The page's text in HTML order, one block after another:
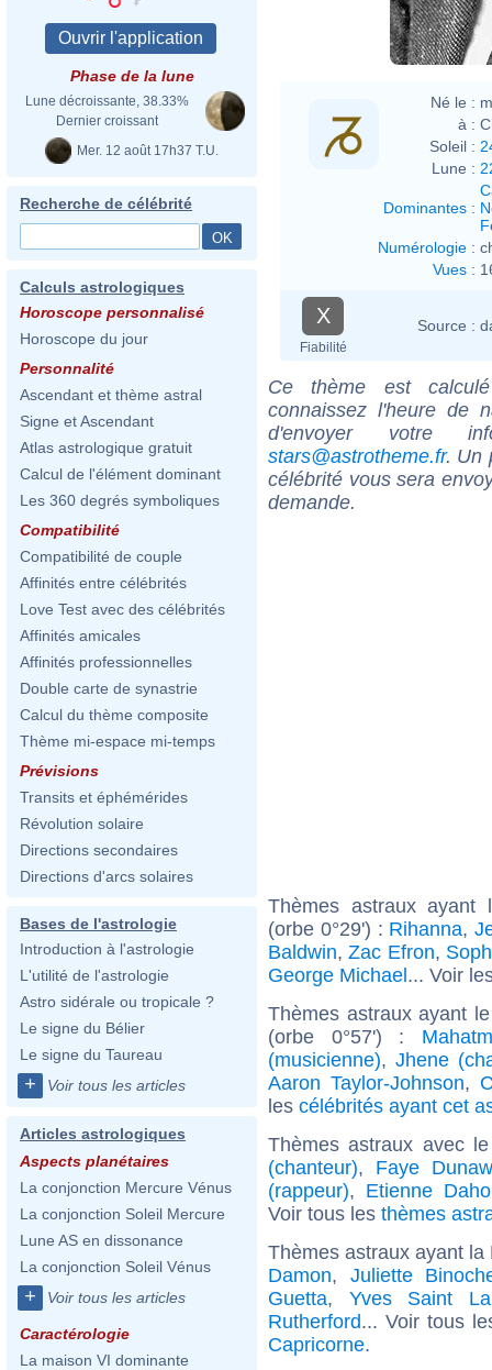
Phase de la lune
Lune décroissante, 38.33%
Dernier croissant
Mer. 12 août 17h37 T.U.
Recherche de célébrité
Calculs astrologiques
Horoscope personnalisé
Horoscope du jour
Personnalité
Ascendant et thème astral
Signe et Ascendant
Atlas astrologique gratuit
Calcul de l'élément dominant
Les 360 degrés symboliques
Compatibilité
Compatibilité de couple
Affinités entre célébrités
Love Test avec des célébrités
Affinités amicales
Affinités professionnelles
Double carte de synastrie
Calcul du thème composite
Thème mi-espace mi-temps
Prévisions
Transits et éphémérides
Révolution solaire
Directions secondaires
Directions d'arcs solaires
Bases de l'astrologie
Introduction à l'astrologie
L'utilité de l'astrologie
Astro sidérale ou tropicale ?
Le signe du Bélier
Le signe du Taureau
+ Voir tous les articles
Articles astrologiques
Aspects planétaires
La conjonction Mercure Vénus
La conjonction Soleil Mercure
Lune AS en dissonance
La conjonction Soleil Vénus
+ Voir tous les articles
Caractérologie
La maison VI dominante
Né le :
à :
Soleil :
Lune :
Dominantes :
Numérologie :
Vues :
X
Fiabilité
Source :
Ce thème est
connaissez l'heure de
d'envoyer votre
stars@astrotheme.fr. Un
célébrité vous sera
demande.
Thèmes astraux ayant
(orbe 0°29') : Rihanna,
Baldwin,Zac Efron,
George Michael... Voir
Thèmes astraux ayant
(orbe 0°57') :
(musicienne),Jhene
Aaron Taylor-Johnson,
les célébrités ayant cet
Thèmes astraux avec
(chanteur), Faye
(rappeur), Etienne Daho
Voir tous les thèmes
Thèmes astraux ayant
Damon, Juliette
Guetta, Yves Saint
Rutherford... Voir tous
Capricorne.